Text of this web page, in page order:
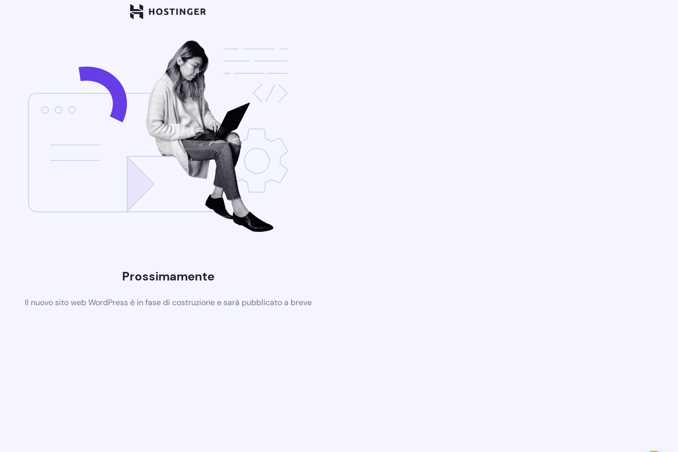
Prossimamente
Il nuovo sito web WordPress è in fase di costruzione e sarà pubblicato a breve